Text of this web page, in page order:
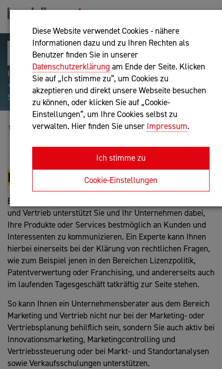
Diese Website verwendet Cookies - nähere
Informationen dazu und zu Ihren Rechten als
Benutzer finden Sie in unserer
Datenschutzerklärung am Ende der Seite. Klicken
Sie auf „Ich stimme zu“, um Cookies zu
akzeptieren und direkt unsere Webseite besuchen
zu können, oder klicken Sie auf „Cookie-
Einstellungen“, um Ihre Cookies selbst zu
verwalten. Hier finden Sie unser Impressum.
Ich stimme zu
Cookie-Einstellungen
Hilfreiche Suchparameter: Begriff einschließen:
+webshop, Begriff ausschließen: -webshop, Exakter
Suchbegriff: "internet of things"
Unternehmensberatung
MARKETING UND VERTRIEB
Ein Unternehmensberater aus dem Fachbereich Marketing
und Vertrieb unterstützt Sie und Ihr Unternehmen dabei,
Ihre Produkte oder Services bestmöglich an Kunden und
Interessenten zu kommunizieren. Ein Experte kann Ihnen
hierbei einerseits bei der Klärung von rechtlichen Fragen,
wie zum Beispiel jenen in den Bereichen Lizenzpolitik,
Patentverwertung oder Franchising, und andererseits auch
im laufenden Tagesgeschäft tatkräftig zur Seite stehen.
So kann Ihnen ein Unternehmensberater aus dem Bereich
Marketing und Vertrieb nicht nur bei der Marketing- oder
Vertriebsplanung behilflich sein, sondern Sie auch aktiv bei
Innovationsmarketing, Marketingcontrolling und
Vertriebssteuerung oder bei Markt- und Standortanalysen
sowie Verkaufsschulungen unterstützen.